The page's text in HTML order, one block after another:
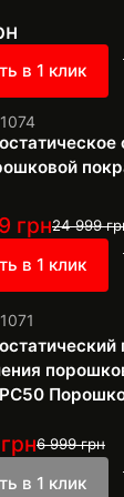
в 1 клик
грн24 999
в 1 клик
грн6 999грн
в 1 клик